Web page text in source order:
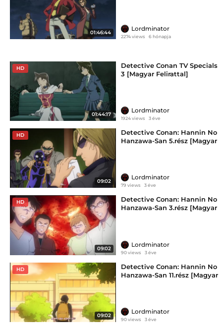
01:46:44
Lordminator
2274 views 6 hónapja
HD
01:44:17
Detective Conan TV Specials
3 [Magyar Felirattal]
Lordminator
1924 views 3 éve
HD
09:02
Detective Conan: Hannin No
Hanzawa-San 5.rész [Magyar
Lordminator
79 views 3 éve
HD
09:02
Detective Conan: Hannin No
Hanzawa-San 3.rész [Magyar
Lordminator
90 views 3 éve
HD
09:02
Detective Conan: Hannin No
Hanzawa-San 11.rész [Magyar
Lordminator
90 views 3 éve